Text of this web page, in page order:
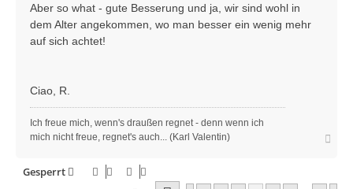
g
Aber so what - gute Besserung und ja, wir sind wohl in
dem Alter angekommen, wo man besser ein wenig mehr
auf sich achtet!
Ciao, R.
Ich freue mich, wenn's draußen regnet - denn wenn ich
mich nicht freue, regnet's auch... (Karl Valentin)
o
Gesperrt